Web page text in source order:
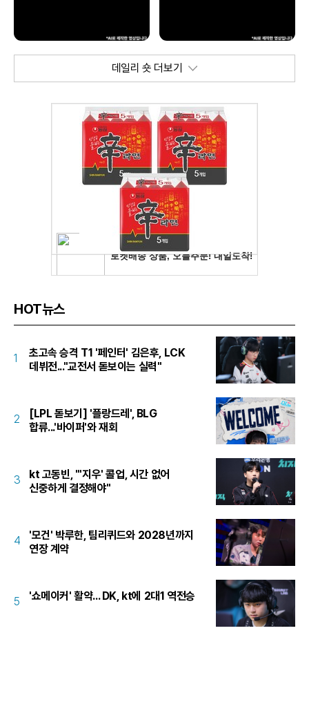
데일리 숏 더보기
HOT뉴스
1
초고속 승격 T1 '페인터' 김은후, LCK
데뷔전..."교전서 돋보이는 실력"
2
[LPL 돋보기] '플랑드레', BLG
합류...'바이퍼'와 재회
3
kt 고동빈, "'지우' 콜업, 시간 없어
신중하게 결정해야"
4
'모건' 박루한, 팀리퀴드와 2028년까지
연장 계약
5 '쇼메이커' 활약... DK, kt에 2대1 역전승